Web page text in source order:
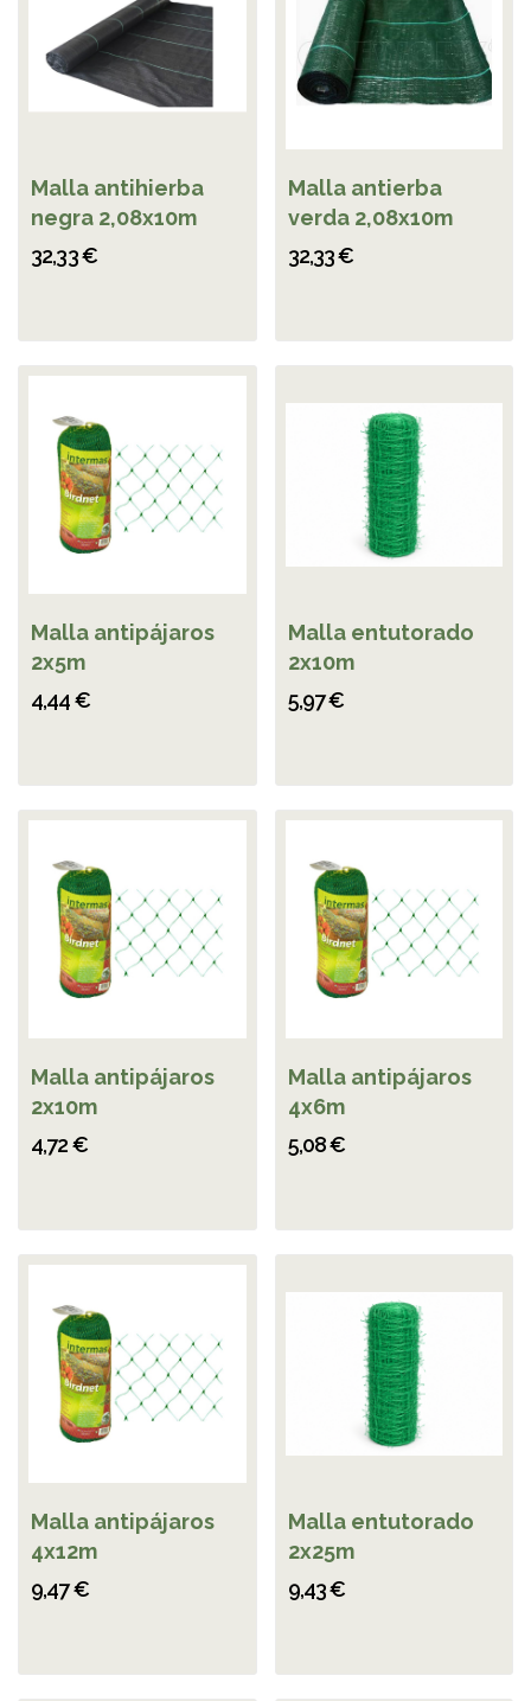
Malla antihierba
negra 2,08x10m
32,33 €
Malla antierba
verda 2,08x10m
32,33 €
Malla antipájaros
2x5m
4,44 €
Malla entutorado
2x10m
5,97 €
Malla antipájaros
2x10m
4,72 €
Malla antipájaros
4x6m
5,08 €
Malla antipájaros
4x12m
9,47 €
Malla entutorado
2x25m
9,43 €